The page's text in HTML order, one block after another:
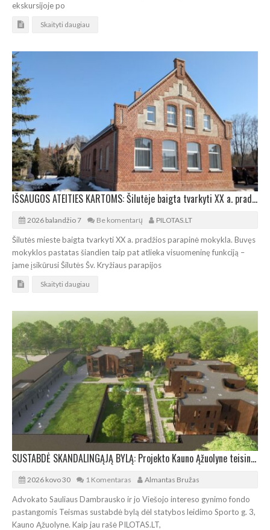
ekskursijoje po
Skaityti daugiau
IŠSAUGOS ATEITIES KARTOMS: Šilutėje baigta tvarkyti XX a. pradžios parapinė mokykla
2026 balandžio 7 Be komentarų PILOTAS.LT
Šilutės mieste baigta tvarkyti XX a. pradžios parapinė mokykla. Buvęs
mokyklos pastatas šiandien taip pat atlieka visuomeninę funkciją –
jame įsikūrusi Šilutės Šv. Kryžiaus parapijos
Skaityti daugiau
SUSTABDĖ SKANDALINGĄJĄ BYLĄ: Projekto Kauno Ąžuolyne teisinė situacija gali pasikeisti iš esmės
2026 kovo 30 1 Komentaras Almantas Bružas
Advokato Sauliaus Dambrausko ir jo Viešojo intereso gynimo fondo
pastangomis Teismas sustabdė bylą dėl statybos leidimo Sporto g. 3,
Kauno Ąžuolyne. Kaip jau rašė PILOTAS.LT,